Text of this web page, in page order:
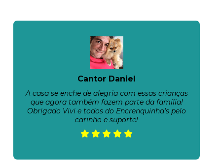
Cantor Daniel
A casa se enche de alegria com essas crianças
que agora também fazem parte da família!
Obrigado Vivi e todos do Encrenquinha's pelo
carinho e suporte!